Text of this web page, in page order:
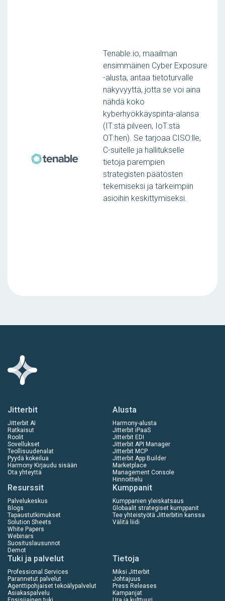
Tenable.io, maailman
ensimmäinen Cyber Exposure
-alusta, antaa tietoturvalle
näkyvyyttä, jotta se voi aina
nähdä koko
kyberhyökkäyspinta-alansa
(IT:stä pilveen, IoT:stä
OT:hen). Se tarjoaa CISO:lle,
C-suitelle ja hallitukselle
tietoja parempien
strategisten päätösten
tekemiseksi ja tärkeimpiin
asioihin keskittymiseksi.
Jitterbit
Jitterbit AI
Ratkaisut
Roolit
Sovellukset
Teollisuudenalat
Pyydä kokeilua
Harmony Kirjaudu sisään
Ota yhteyttä
Alusta
Harmony-alusta
Jitterbit iPaaS
Jitterbit EDI
Jitterbit API Manager
Jitterbit MCP
Jitterbit App Builder
Marketplace
Management Console
Hinnoittelu
Resurssit
Palvelukeskus
Blogs
Tapaustutkimukset
Solution Sheets
White Papers
Webinars
Suosituslausunnot
Demot
Kumppanit
Kumppanien yleiskatsaus
Globaalit strategiset kumppanit
Tee yhteistyötä Jitterbitin kanssa
Välitä liidi
Tuki ja palvelut
Professional Services
Parannetut palvelut
Agenttipohjaiset tekoälypalvelut
Asiakaspalvelu
Tietoja
Miksi Jitterbit
Johtajuus
Press Releases
Kampanjat